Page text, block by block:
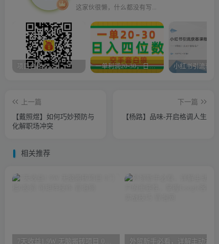
这家伙很懒，什么都没有写...
项目合作 一单利润20-30，日入四位数，空手套白狼，只要做就能赚，简单无套路
上一篇
【戴照煜】如何巧妙预防与
化解职场冲突
下一篇
【杨路】品味-开启格调人生
相关推荐